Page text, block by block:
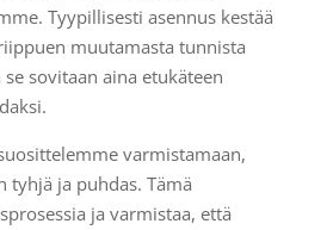
Tyypillisesti asennus kestää
muutamasta tunnista
sovitaan aina etukäteen
varmistamaan,
tyhjä ja puhdas. Tämä
ja varmistaa, että